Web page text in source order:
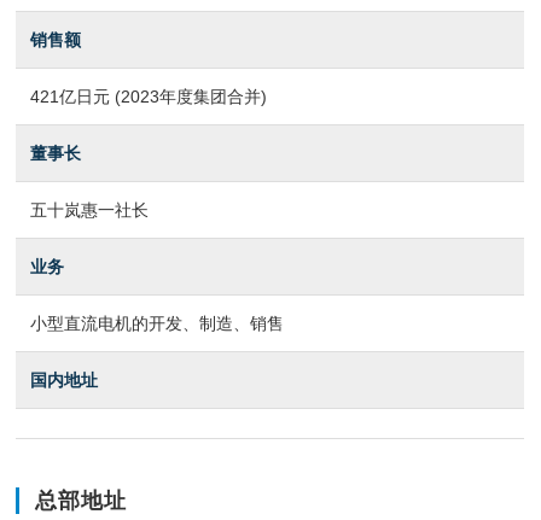
销售额
421亿日元 (2023年度集团合并)
董事长
五十岚惠一社长
业务
小型直流电机的开发、制造、销售
国内地址
总部地址